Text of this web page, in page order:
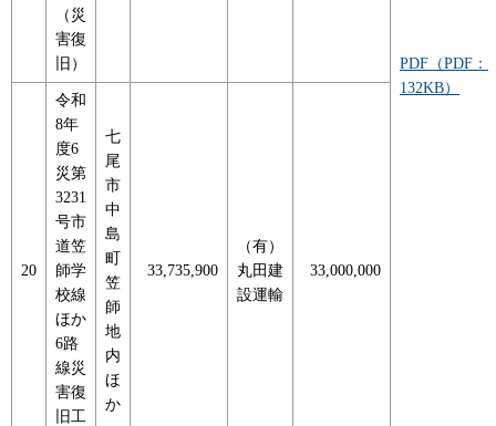
PDF（PDF：
132KB）
（災
害復
旧）
20
令和
8年
度6
災第
3231
号市
道笠
師学
校線
ほか
6路
線災
害復
旧工
七
尾
市
中
島
町
笠
師
地
内
ほ
か
33,735,900
（有）
丸田建
設運輸
33,000,000